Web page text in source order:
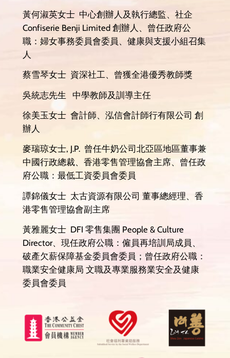
黃何淑英女士 中心創辦人及執行總監、社企
Confiserie Benji Limited 創辦人、曾任政府公
職：婦女事務委員會委員、健康與支援小組召集
人
蔡雪琴女士 資深社工、曾獲全港優秀教師獎
吳統志先生 中學教師及訓導主任
徐美玉女士 會計師、泓信會計師行有限公司 創
辦人
麥瑞琼女士, J.P. 曾任牛奶公司北亞區地區董事兼
中國行政總裁、香港零售管理協會主席、曾任政
府公職：最低工資委員會委員
譚錦儀女士 太古資源有限公司 董事總經理、香
港零售管理協會副主席
黃雅麗女士 DFI 零售集團 People & Culture
Director、現任政府公職：僱員再培訓局成員、
破產欠薪保障基金委員會委員；曾任政府公職：
職業安全健康局 文職及專業服務業安全及健康
委員會委員